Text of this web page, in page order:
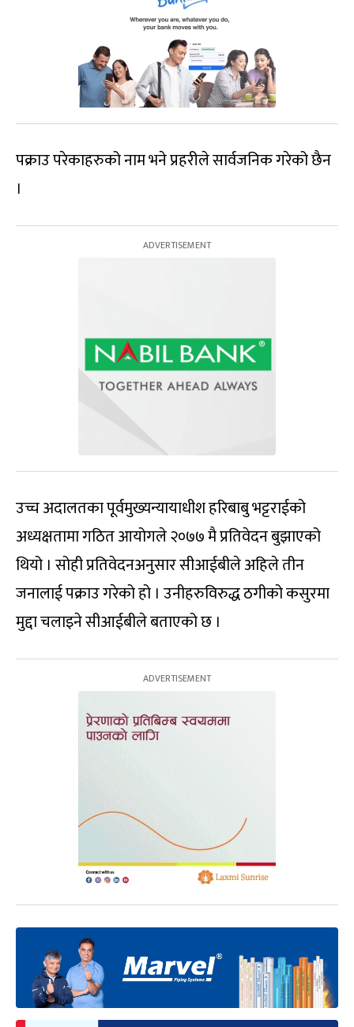
पक्राउ परेकाहरुको नाम भने प्रहरीले सार्वजनिक गरेको छैन
।
उच्च अदालतका पूर्वमुख्यन्यायाधीश हरिबाबु भट्टराईको
अध्यक्षतामा गठित आयोगले २०७७ मै प्रतिवेदन बुझाएको
थियो । सोही प्रतिवेदनअनुसार सीआईबीले अहिले तीन
जनालाई पक्राउ गरेको हो । उनीहरुविरुद्ध ठगीको कसुरमा
मुद्दा चलाइने सीआईबीले बताएको छ ।